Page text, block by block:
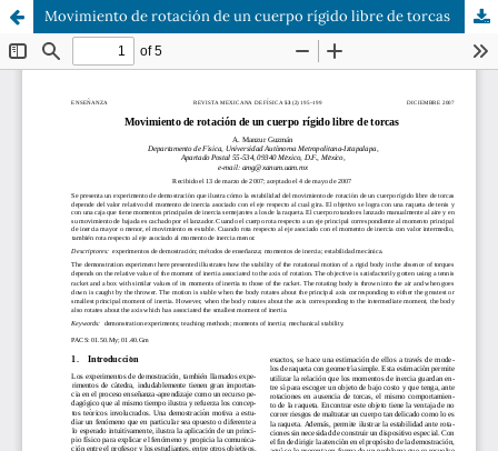
Movimiento de rotación de un cuerpo rígido libre de torcas